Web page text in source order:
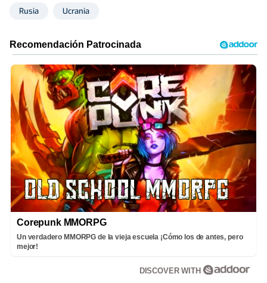
Rusia Ucrania
Corepunk MMORPG
Un verdadero MMORPG de la vieja escuela ¡Cómo los de antes, pero
mejor!
DISCOVER WITH